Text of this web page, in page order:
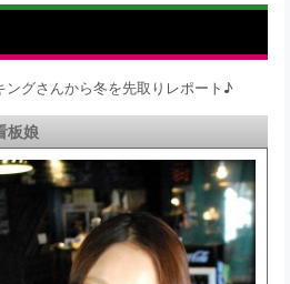
グさんから冬を先取りレポート♪
板娘